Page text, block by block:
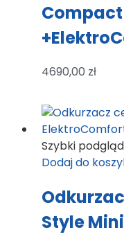
Compact
4690,00 zł
Szybki podgląd
Dodaj do
Style